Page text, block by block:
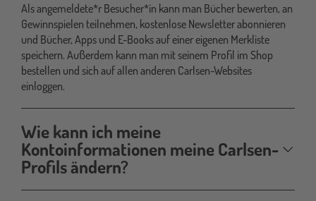
Als angemeldete*r Besucher*in kann man Bücher bewerten, an
Gewinnspielen teilnehmen, kostenlose Newsletter abonnieren
und Bücher, Apps und E-Books auf einer eigenen Merkliste
speichern. Außerdem kann man mit seinem Profil im Shop
bestellen und sich auf allen anderen Carlsen-Websites
einloggen.
Wie kann ich meine
Kontoinformationen meine Carlsen-
Profils ändern?